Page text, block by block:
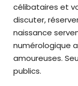
célibataires et
discuter,
naissance
numérologique
amoureuses.
publics.